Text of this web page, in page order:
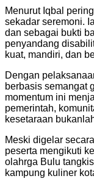
Menurut Iqbal
sekadar seremoni.
dan sebagai bukti
penyandang
kuat, mandiri, dan
Dengan
berbasis semangat
momentum ini
pemerintah,
kesetaraan
Meski digelar
peserta mengikuti
olahrga Bulu
kampung kuliner